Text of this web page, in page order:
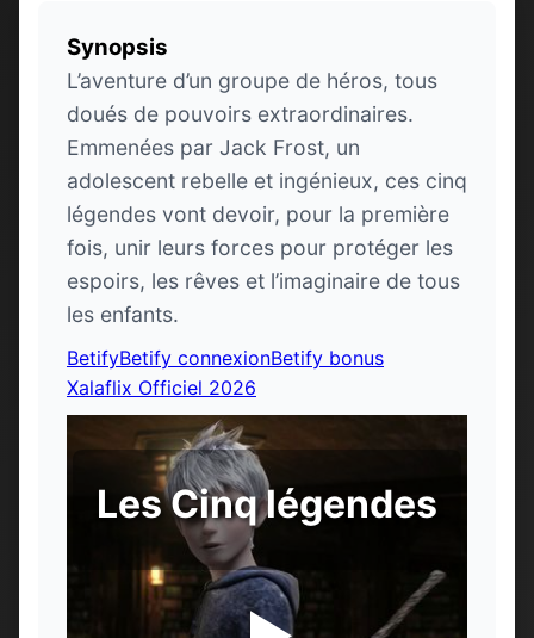
Synopsis
L’aventure d’un groupe de héros, tous
doués de pouvoirs extraordinaires.
Emmenées par Jack Frost, un
adolescent rebelle et ingénieux, ces cinq
légendes vont devoir, pour la première
fois, unir leurs forces pour protéger les
espoirs, les rêves et l’imaginaire de tous
les enfants.
BetifyBetify connexionBetify bonus
Xalaflix Officiel 2026
Les Cinq légendes